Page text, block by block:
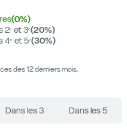
(0%)
2ᵉ et 3ᵉ(20%)
4ᵉ et 5ᵉ(30%)
des 12 derniers mois.
Dans les 3 Dans les 5